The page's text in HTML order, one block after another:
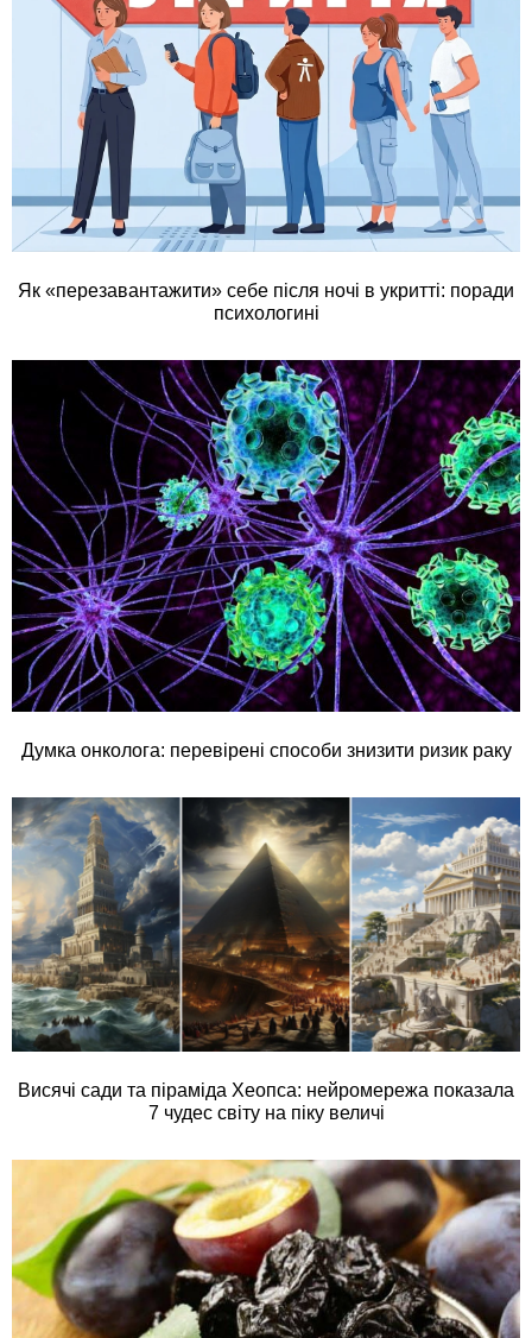
Як «перезавантажити» себе після ночі в укритті: поради
психологині
Думка онколога: перевірені способи знизити ризик раку
Висячі сади та піраміда Хеопса: нейромережа показала
7 чудес світу на піку величі